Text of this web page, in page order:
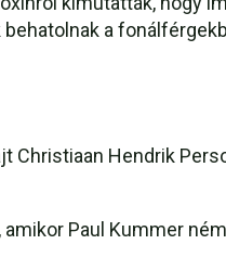
a
Christiaan Hendrik
Paul Kummer